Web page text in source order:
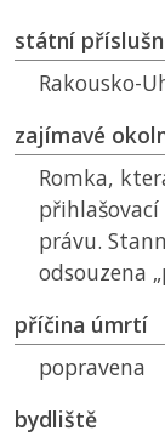
státní
Rakousko-
zajímavé
Romka,
právu.
odsouzena
příčina úmrtí
popravena
bydliště